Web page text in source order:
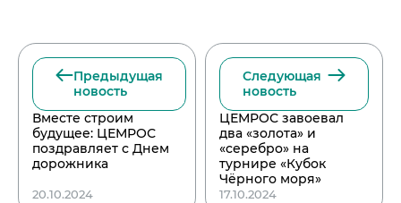
Предыдущая
новость
Вместе строим
будущее: ЦЕМРОС
поздравляет с Днем
дорожника
20.10.2024
Следующая
новость
ЦЕМРОС завоевал
два «золота» и
«серебро» на
турнире «Кубок
Чёрного моря»
17.10.2024